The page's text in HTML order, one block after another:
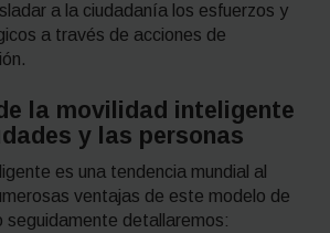
a la ciudadanía los esfuerzos y
a través de acciones de
la movilidad inteligente
y las personas
es una tendencia mundial al
ventajas de este modelo de
seguidamente detallaremos: